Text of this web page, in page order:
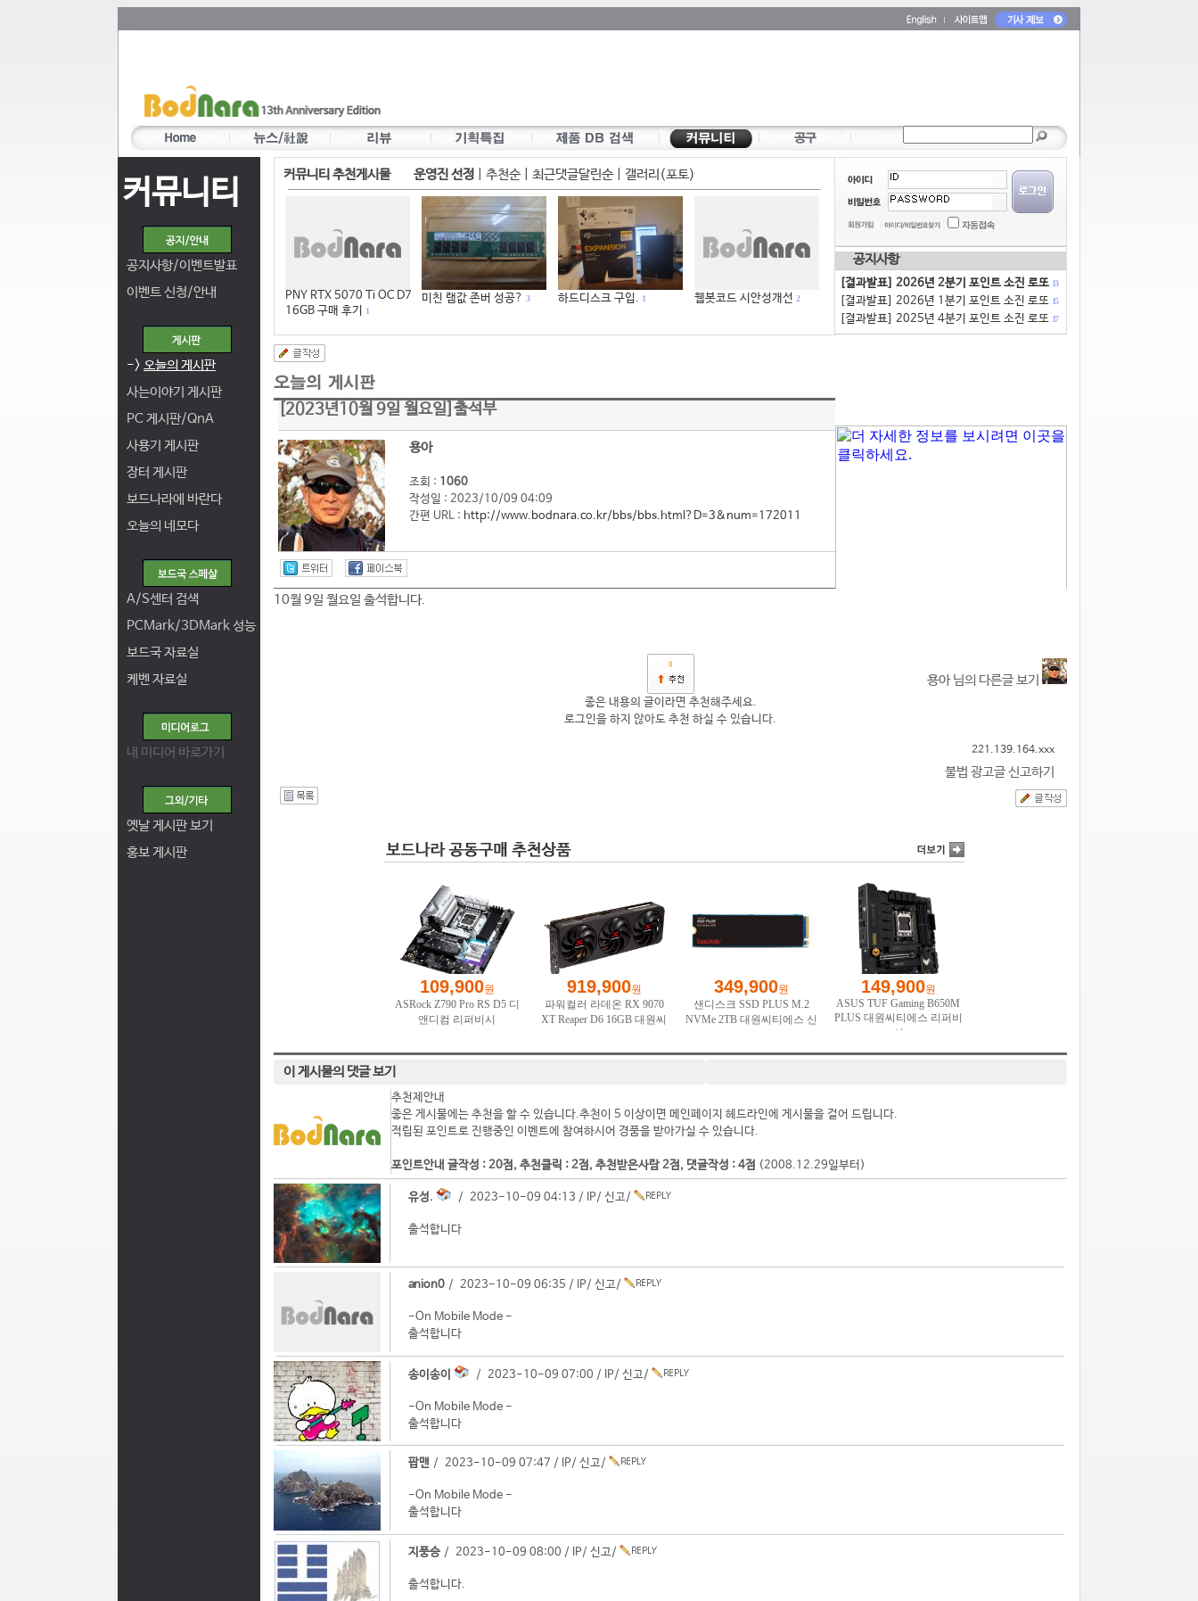
커뮤니티
공지사항/이벤트발표
이벤트 신청/안내
-> 오늘의 게시판
사는이야기 게시판
PC 게시판/QnA
사용기 게시판
장터 게시판
보드나라에 바란다
오늘의 네모다
A/S센터 검색
PCMark/3DMark 성능
보드국 자료실
케벤 자료실
내 미디어 바로가기
옛날 게시판 보기
홍보 게시판
커뮤니티 추천게시물 운영진 선정 추천순| 최근댓글달린순| 갤러리(포토)
PNY RTX 5070 Ti OC D7
16GB 구매 후기
1
미친 램값 존버 성공? 3 하드디스크 구입. 1 웹봇코드 시안성개선 2
공지사항
[결과발표] 2026년 2분기 포인트 소진 로또 13
[결과발표] 2026년 1분기 포인트 소진 로또 15
[결과발표] 2025년 4분기 포인트 소진 로또 17
[2023년10월 9일 월요일]출석부
용아
조회 : 1060
작성일 : 2023/10/09 04:09
간편 URL : http://www.bodnara.co.kr/bbs/bbs.html?D=3&num=172011
10월 9일 월요일 출석합니다.
0
용아 님의 다른글 보기
좋은 내용의 글이라면 추천해주세요.
로그인을 하지 않아도 추천 하실 수 있습니다.
221.139.164.xxx
불법 광고글 신고하기
이 게시물의 댓글 보기
추천제안내
좋은 게시물에는 추천을 할 수 있습니다.추천이 5 이상이면 메인페이지 헤드라인에 게시물을 걸어 드립니다.
적립된 포인트로 진행중인 이벤트에 참여하시어 경품을 받아가실 수 있습니다.
포인트안내 글작성 : 20점, 추천클릭 : 2점, 추천받은사람 2점, 댓글작성 : 4점 (2008.12.29일부터)
유성. / 2023-10-09 04:13 / IP/ 신고/
출석합니다
anion0 / 2023-10-09 06:35 / IP/ 신고/
-On Mobile Mode -
출석합니다
송이송이 / 2023-10-09 07:00 / IP/ 신고/
-On Mobile Mode -
출석합니다
팝맨 / 2023-10-09 07:47 / IP/ 신고/
-On Mobile Mode -
출석합니다
지풍승 / 2023-10-09 08:00 / IP/ 신고/
출석합니다.